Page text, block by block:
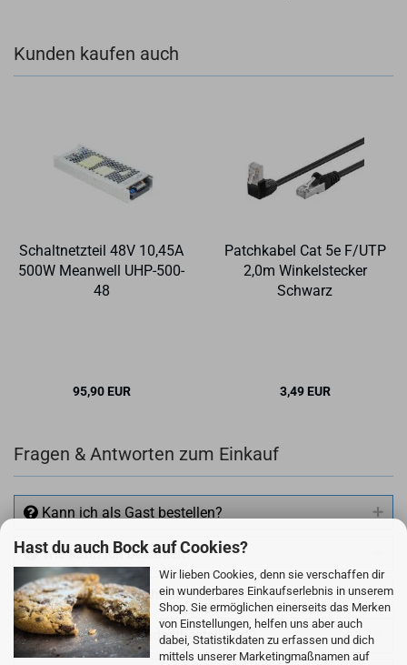
Hast du auch Bock auf Cookies?
Wir lieben Cookies, denn sie verschaffen dir
ein wunderbares Einkaufserlebnis in unserem
Shop. Sie ermöglichen einerseits das Merken
von Einstellungen, helfen uns aber auch
dabei, Statistikdaten zu erfassen und dich
mittels unserer Marketingmaßnamen auf
Kunden kaufen auch
Schalt­netz­teil 48V 10,45A
500W Me­an­well UHP-​500-​
48
95,90 EUR
Patch­ka­bel Cat 5e F/UTP
2,0m Win­kel­ste­cker
Schwarz
3,49 EUR
Fragen & Antworten zum Einkauf
Kann ich als Gast bestellen?
Wie kann ich bezahlen?
Kann ich auf Rechnung kaufen?
Gibt es einen Mindestbestellwert?